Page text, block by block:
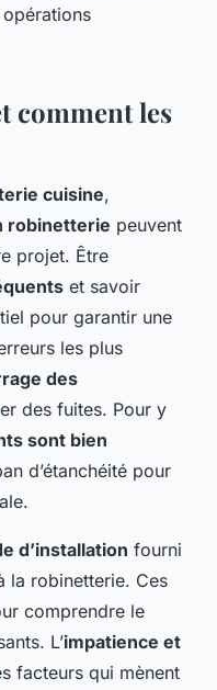
comment les
cuisine,
robinetterie peuvent
projet. Être
et savoir
pour garantir une
les plus
des
des fuites. Pour y
sont bien
d’étanchéité pour
d’installation fourni
la robinetterie. Ces
comprendre le
L’impatience et
facteurs qui mènent